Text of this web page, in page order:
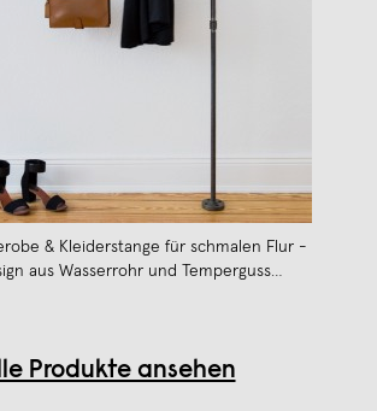
& Kleiderstange für schmalen Flur -
aus Wasserrohr und Temperguss
Produkte ansehen